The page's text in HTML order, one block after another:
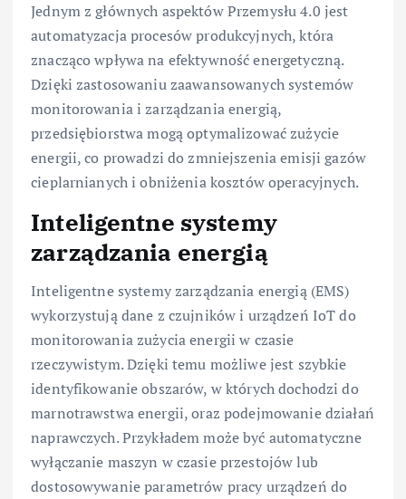
Jednym z głównych aspektów Przemysłu 4.0 jest
automatyzacja procesów produkcyjnych, która
znacząco wpływa na efektywność energetyczną.
Dzięki zastosowaniu zaawansowanych systemów
monitorowania i zarządzania energią,
przedsiębiorstwa mogą optymalizować zużycie
energii, co prowadzi do zmniejszenia emisji gazów
cieplarnianych i obniżenia kosztów operacyjnych.
Inteligentne systemy
zarządzania energią
Inteligentne systemy zarządzania energią (EMS)
wykorzystują dane z czujników i urządzeń IoT do
monitorowania zużycia energii w czasie
rzeczywistym. Dzięki temu możliwe jest szybkie
identyfikowanie obszarów, w których dochodzi do
marnotrawstwa energii, oraz podejmowanie działań
naprawczych. Przykładem może być automatyczne
wyłączanie maszyn w czasie przestojów lub
dostosowywanie parametrów pracy urządzeń do